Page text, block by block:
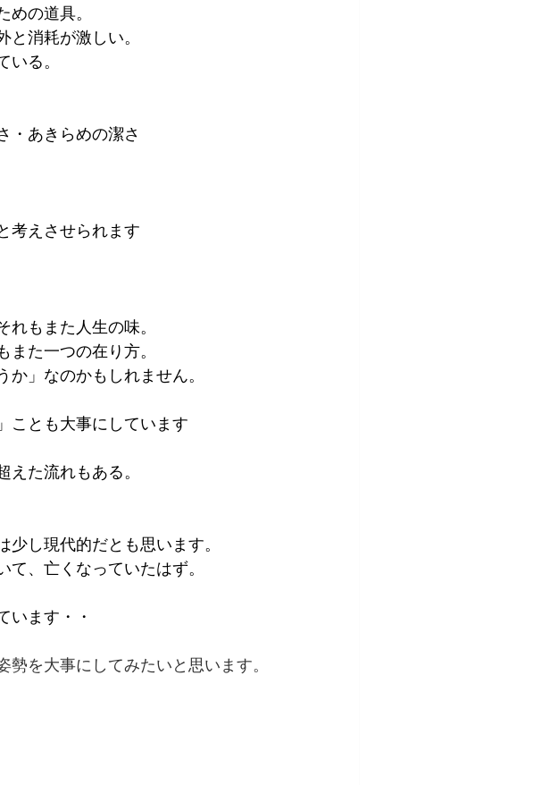
の道具。
消耗が激しい。
る。
・あきらめの潔さ
考えさせられます
もまた人生の味。
た一つの在り方。
」なのかもしれません。
ことも大事にしています
た流れもある。
し現代的だとも思います。
、亡くなっていたはず。
います・・
を大事にしてみたいと思います。